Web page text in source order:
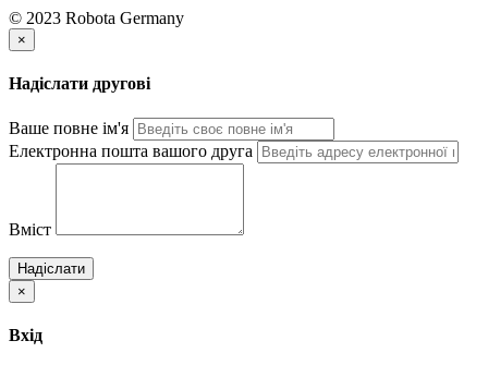
© 2023 Robota Germany
×
Надіслати другові
Ваше повне ім'я
Електронна пошта вашого друга
Вміст
Надіслати
×
Вхід